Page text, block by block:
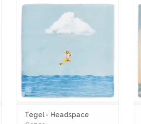
TOEVOEGEN AAN WINKELWAGEN
Tegel - Headspace